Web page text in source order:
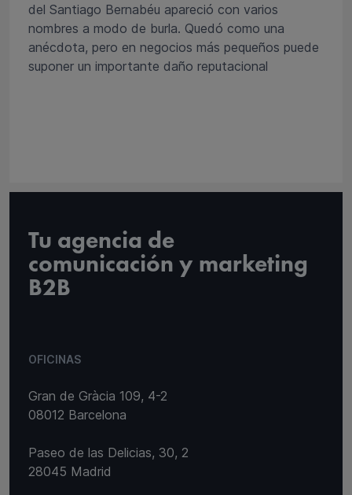
del Santiago Bernabéu apareció con varios
nombres a modo de burla. Quedó como una
anécdota, pero en negocios más pequeños puede
suponer un importante daño reputacional
Tu agencia de
comunicación y marketing
B2B
OFICINAS
Gran de Gràcia 109, 4-2
08012 Barcelona
Paseo de las Delicias, 30, 2
28045 Madrid